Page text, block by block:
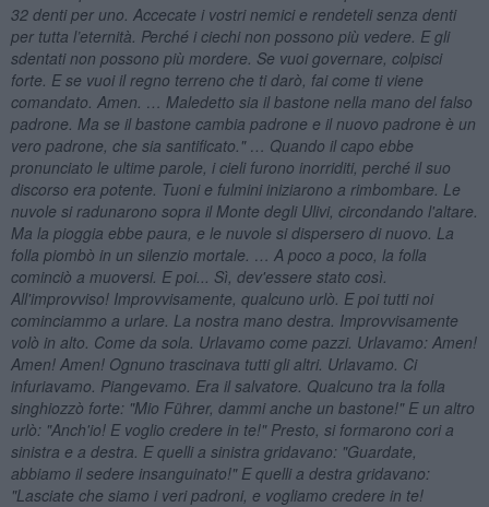
32 denti per uno. Accecate i vostri nemici e rendeteli senza denti
per tutta l’eternità. Perché i ciechi non possono più vedere. E gli
sdentati non possono più mordere. Se vuoi governare, colpisci
forte. E se vuoi il regno terreno che ti darò, fai come ti viene
comandato. Amen. … Maledetto sia il bastone nella mano del falso
padrone. Ma se il bastone cambia padrone e il nuovo padrone è un
vero padrone, che sia santificato." … Quando il capo ebbe
pronunciato le ultime parole, i cieli furono inorriditi, perché il suo
discorso era potente. Tuoni e fulmini iniziarono a rimbombare. Le
nuvole si radunarono sopra il Monte degli Ulivi, circondando l'altare.
Ma la pioggia ebbe paura, e le nuvole si dispersero di nuovo. La
folla piombò in un silenzio mortale. … A poco a poco, la folla
cominciò a muoversi. E poi... Sì, dev'essere stato così.
All'improvviso! Improvvisamente, qualcuno urlò. E poi tutti noi
cominciammo a urlare. La nostra mano destra. Improvvisamente
volò in alto. Come da sola. Urlavamo come pazzi. Urlavamo: Amen!
Amen! Amen! Ognuno trascinava tutti gli altri. Urlavamo. Ci
infuriavamo. Piangevamo. Era il salvatore. Qualcuno tra la folla
singhiozzò forte: "Mio Führer, dammi anche un bastone!" E un altro
urlò: "Anch'io! E voglio credere in te!" Presto, si formarono cori a
sinistra e a destra. E quelli a sinistra gridavano: "Guardate,
abbiamo il sedere insanguinato!" E quelli a destra gridavano:
"Lasciate che siamo i veri padroni, e vogliamo credere in te!